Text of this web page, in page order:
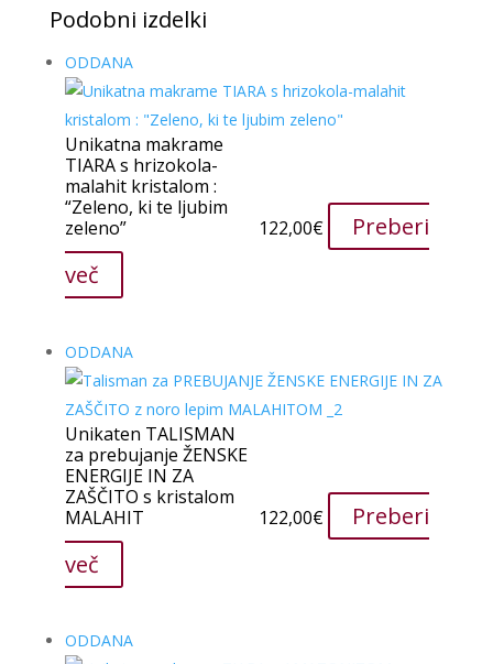
Podobni izdelki
ODDANA
Unikatna makrame
TIARA s hrizokola-
malahit kristalom :
“Zeleno, ki te ljubim
zeleno”
122,00€
Preberi
več
ODDANA
Unikaten TALISMAN
za prebujanje ŽENSKE
ENERGIJE IN ZA
ZAŠČITO s kristalom
MALAHIT
122,00€
Preberi
več
ODDANA